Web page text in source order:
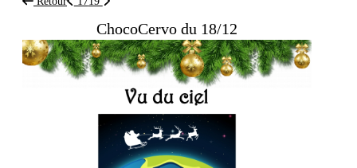
ChocoCervo du 18/12